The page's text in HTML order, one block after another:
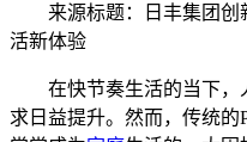
来源标题：日丰集团创
活新体验
在快节奏生活的当下，
求日益提升。然而，传统